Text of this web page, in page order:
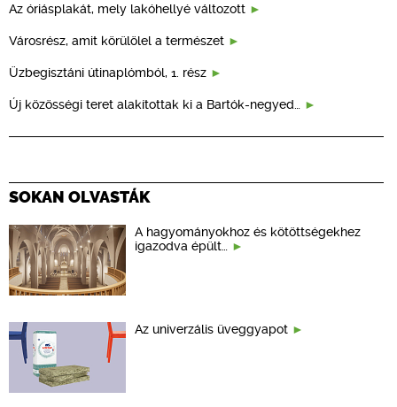
Az óriásplakát, mely lakóhellyé változott
Városrész, amit körülölel a természet
Üzbegisztáni útinaplómból, 1. rész
Új közösségi teret alakítottak ki a Bartók-negyed…
SOKAN OLVASTÁK
A hagyományokhoz és kötöttségekhez
igazodva épült…
Az univerzális üveggyapot